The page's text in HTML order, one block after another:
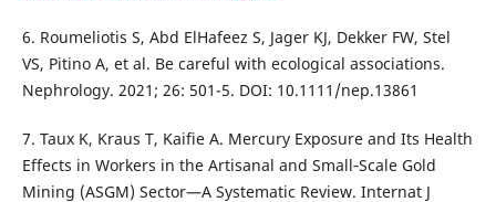
6. Roumeliotis S, Abd ElHafeez S, Jager KJ, Dekker FW, Stel
VS, Pitino A, et al. Be careful with ecological associations.
Nephrology. 2021; 26: 501-5. DOI: 10.1111/nep.13861
7. Taux K, Kraus T, Kaifie A. Mercury Exposure and Its Health
Effects in Workers in the Artisanal and Small‐Scale Gold
Mining (ASGM) Sector—A Systematic Review. Internat J